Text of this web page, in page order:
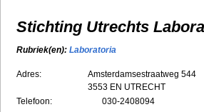
Stichting Utrechts
Rubriek(en): Laboratoria
Adres:
Amsterdamsestraatweg 544
3553 EN UTRECHT
Telefoon:
030-2408094